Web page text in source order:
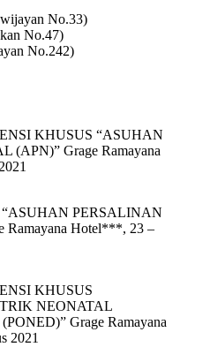
No.33)
No.47)
No.242)
KHUSUS “ASUHAN
(APN)” Grage Ramayana
PERSALINAN
Ramayana Hotel***, 23 –
KHUSUS
NEONATAL
Grage Ramayana
2021